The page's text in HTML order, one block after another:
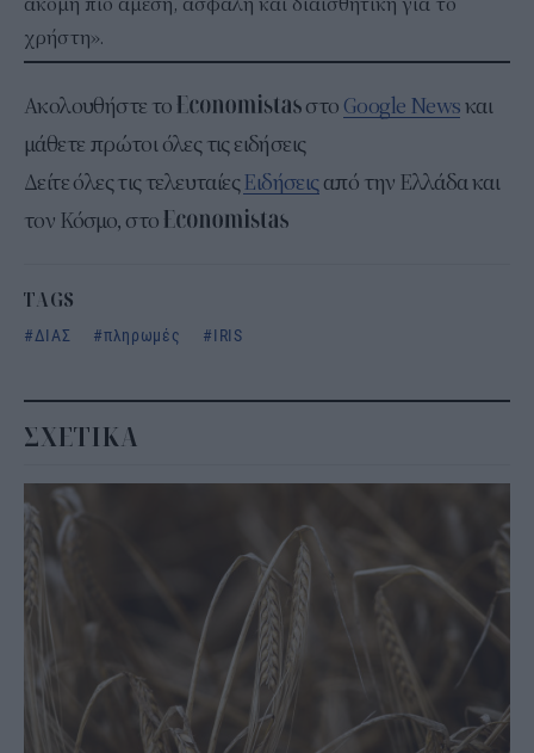
χρήστη».
Ακολουθήστε το στο Google Newsκαι
μάθετε πρώτοι όλες τις ειδήσεις
Δείτε όλες τις τελευταίεςΕιδήσειςαπό την Ελλάδα και
τον Κόσμο, στο
TAGS
ΔΙΑΣ
πληρωμές IRIS
ΣΧΕΤΙΚΑ